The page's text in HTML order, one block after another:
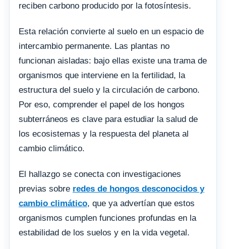
reciben carbono producido por la fotosíntesis.
Esta relación convierte al suelo en un espacio de
intercambio permanente. Las plantas no
funcionan aisladas: bajo ellas existe una trama de
organismos que interviene en la fertilidad, la
estructura del suelo y la circulación de carbono.
Por eso, comprender el papel de los hongos
subterráneos es clave para estudiar la salud de
los ecosistemas y la respuesta del planeta al
cambio climático.
El hallazgo se conecta con investigaciones
previas sobre redes de hongos desconocidos y
cambio climático, que ya advertían que estos
organismos cumplen funciones profundas en la
estabilidad de los suelos y en la vida vegetal.